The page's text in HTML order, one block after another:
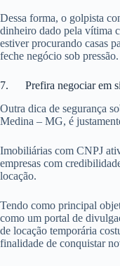
Dessa forma, o golpista
dinheiro dado pela vítima
estiver procurando casas
feche negócio sob pressão.
7. Prefira negociar em
Outra dica de segurança
Medina – MG, é
Imobiliárias com CNPJ
empresas com
locação.
Tendo como principal
como um portal de
de locação temporária
finalidade de conquistar